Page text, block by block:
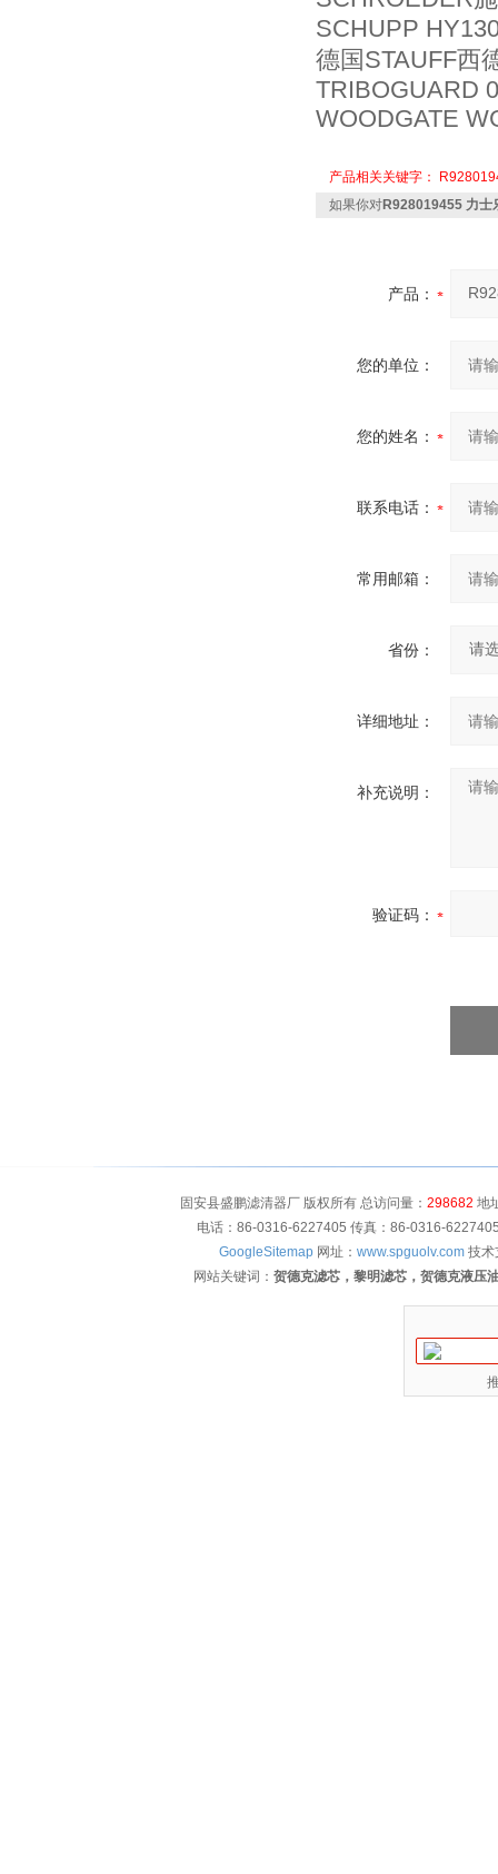
SCHUPP
德国STAUFF西
TRIBOGUARD
WOODGATE
产品相关关键字：
如果你对R928019455 力
产品：
您的单位：
您的姓名：
联系电话：
常用邮箱：
省份：
详细地址：
补充说明：
验证码：
固安县盛鹏滤清器厂 版权所有 总访问量： 298682 地
电话：86-0316-6227405 传真：86-0316-
GoogleSitemap 网址： www.spguolv.com 技术
网站关键词： 贺德克滤芯，黎明滤芯，贺德克液压